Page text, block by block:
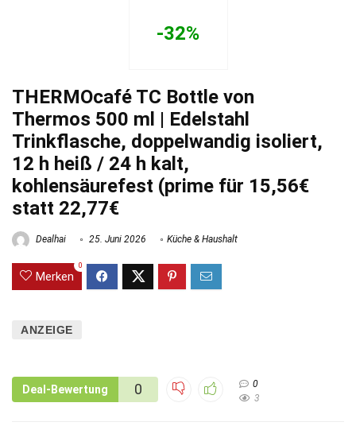
-32%
THERMOcafé TC Bottle von
Thermos 500 ml | Edelstahl
Trinkflasche, doppelwandig isoliert,
12 h heiß / 24 h kalt,
kohlensäurefest (prime für 15,56€
statt 22,77€
Dealhai 25. Juni 2026 Küche & Haushalt
Merken
0
ANZEIGE
Deal-Bewertung 0
0
3